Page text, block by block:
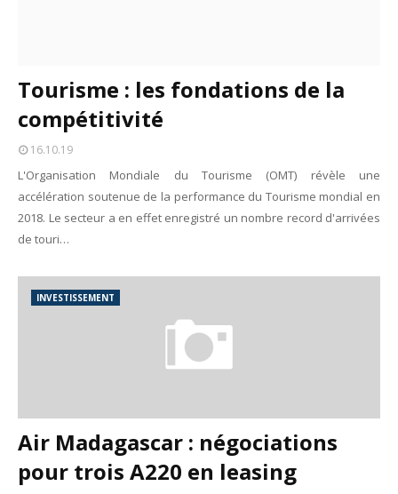
Tourisme : les fondations de la
compétitivité
16.10.19
L'Organisation Mondiale du Tourisme (OMT) révèle une
accélération soutenue de la performance du Tourisme mondial en
2018. Le secteur a en effet enregistré un nombre record d'arrivées
de touri…
INVESTISSEMENT
Air Madagascar : négociations
pour trois A220 en leasing